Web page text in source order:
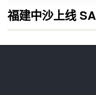
福建中沙上线